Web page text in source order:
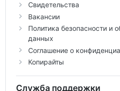
Свидетельства
Вакансии
Политика безопасности и
данных
Соглашение о
Копирайты
Служба поддержки